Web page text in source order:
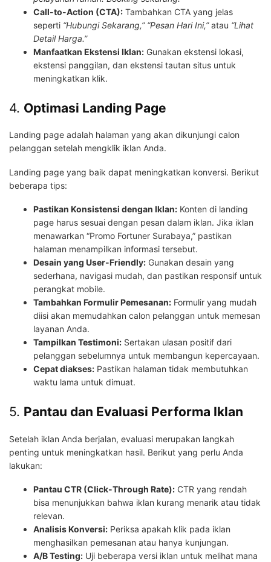
Call-to-Action (CTA): Tambahkan CTA yang jelas
seperti “Hubungi Sekarang,” “Pesan Hari Ini,”atau “Lihat
Detail Harga.”
Manfaatkan Ekstensi Iklan: Gunakan ekstensi lokasi,
ekstensi panggilan, dan ekstensi tautan situs untuk
meningkatkan klik.
4. Optimasi Landing Page
Landing page adalah halaman yang akan dikunjungi calon
pelanggan setelah mengklik iklan Anda.
Landing page yang baik dapat meningkatkan konversi. Berikut
beberapa tips:
Pastikan Konsistensi dengan Iklan: Konten di landing
page harus sesuai dengan pesan dalam iklan. Jika iklan
menawarkan “Promo Fortuner Surabaya,” pastikan
halaman menampilkan informasi tersebut.
Desain yang User-Friendly: Gunakan desain yang
sederhana, navigasi mudah, dan pastikan responsif untuk
perangkat mobile.
Tambahkan Formulir Pemesanan: Formulir yang mudah
diisi akan memudahkan calon pelanggan untuk memesan
layanan Anda.
Tampilkan Testimoni: Sertakan ulasan positif dari
pelanggan sebelumnya untuk membangun kepercayaan.
Cepat diakses: Pastikan halaman tidak membutuhkan
waktu lama untuk dimuat.
5. Pantau dan Evaluasi Performa Iklan
Setelah iklan Anda berjalan, evaluasi merupakan langkah
penting untuk meningkatkan hasil. Berikut yang perlu Anda
lakukan:
Pantau CTR (Click-Through Rate): CTR yang rendah
bisa menunjukkan bahwa iklan kurang menarik atau tidak
relevan.
Analisis Konversi: Periksa apakah klik pada iklan
menghasilkan pemesanan atau hanya kunjungan.
A/B Testing: Uji beberapa versi iklan untuk melihat mana